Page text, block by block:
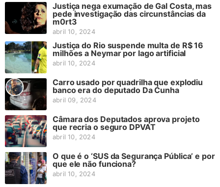
Justiça nega exumação de Gal Costa, mas
pede investigação das circunstâncias da
m0rt3
abril 10, 2024
Justiça do Rio suspende multa de R$ 16
milhões a Neymar por lago artificial
abril 10, 2024
Carro usado por quadrilha que explodiu
banco era do deputado Da Cunha
abril 09, 2024
Câmara dos Deputados aprova projeto
que recria o seguro DPVAT
abril 10, 2024
O que é o ‘SUS da Segurança Pública’ e por
que ele não funciona?
abril 10, 2024